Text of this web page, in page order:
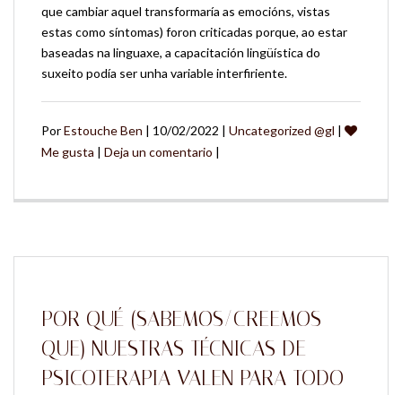
que cambiar aquel transformaría as emocións, vistas
estas como síntomas) foron criticadas porque, ao estar
baseadas na linguaxe, a capacitación lingüística do
suxeito podía ser unha variable interfiriente.
PorEstouche Ben | 10/02/2022 | Uncategorized @gl
Me gusta
Deja un comentario
POR QUÉ (SABEMOS/CREEMOS
QUE) NUESTRAS TÉCNICAS DE
PSICOTERAPIA VALEN PARA TODO